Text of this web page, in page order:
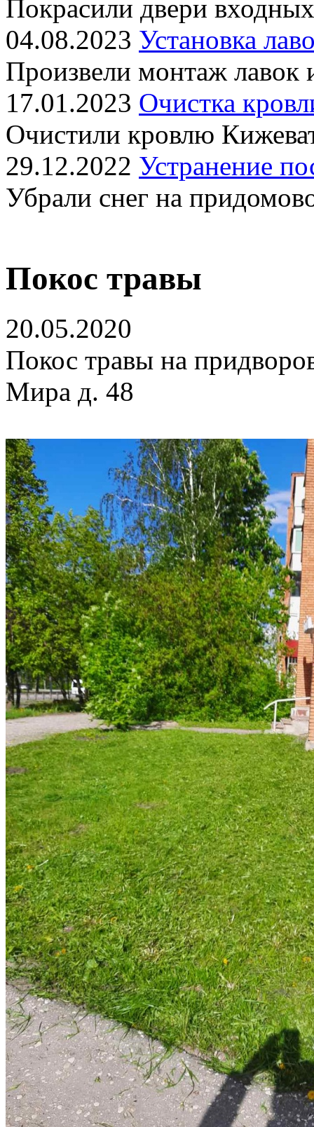
Покрасили двери
04.08.2023 Установка
Произвели монтаж
17.01.2023 Очистка
Очистили кровлю
29.12.2022 Устранение
Убрали снег на
Покос травы
20.05.2020
Покос травы на
Мира д. 48